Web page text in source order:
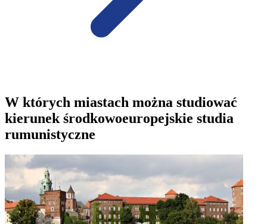
W których miastach można studiować
kierunek środkowoeuropejskie studia
rumunistyczne